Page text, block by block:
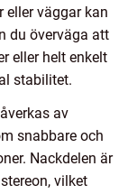
eller väggar kan
du överväga att
eller helt enkelt
stabilitet.
av
snabbare och
Nackdelen är
vilket